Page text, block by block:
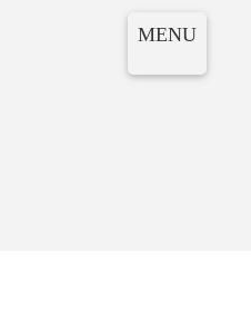
MENU